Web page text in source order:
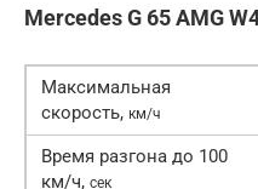
Mercedes G 65 AMG
Максимальная
скорость, км/ч
Время разгона до 100
км/ч, сек